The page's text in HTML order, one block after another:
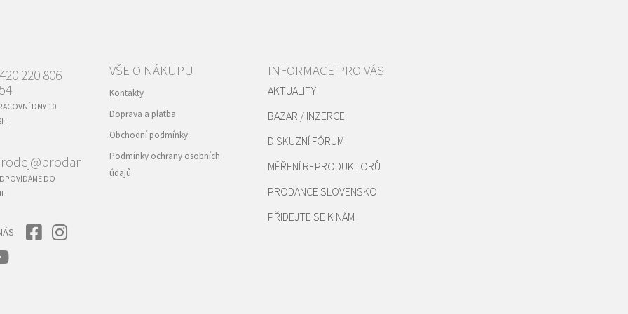
220 806
DNY 10-
DO
VŠE O NÁKUPU
Kontakty
Doprava a platba
Obchodní podmínky
Podmínky ochrany osobních
údajů
INFORMACE PRO VÁS
AKTUALITY
BAZAR / INZERCE
DISKUZNÍ FÓRUM
MĚŘENÍ REPRODUKTORŮ
PRODANCE SLOVENSKO
PŘIDEJTE SE K NÁM